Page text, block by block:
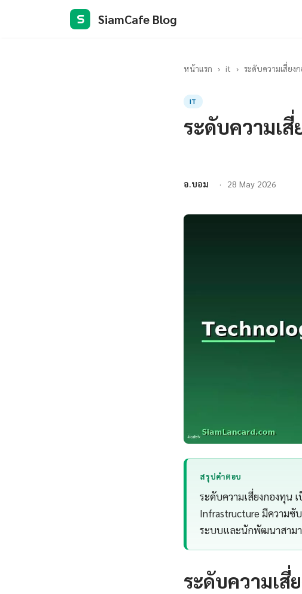
S SiamCafe Blog
หน้าแรก › it › ระดับความเสี่ยง
IT
ระดับความเ
อ.บอม 28 May 2026
สรุปคำตอบ
ระดับความเสี่ยงกองทุน
Infrastructure มีความซั
ระบบและนักพัฒนาสามา
ระดับความเสี่